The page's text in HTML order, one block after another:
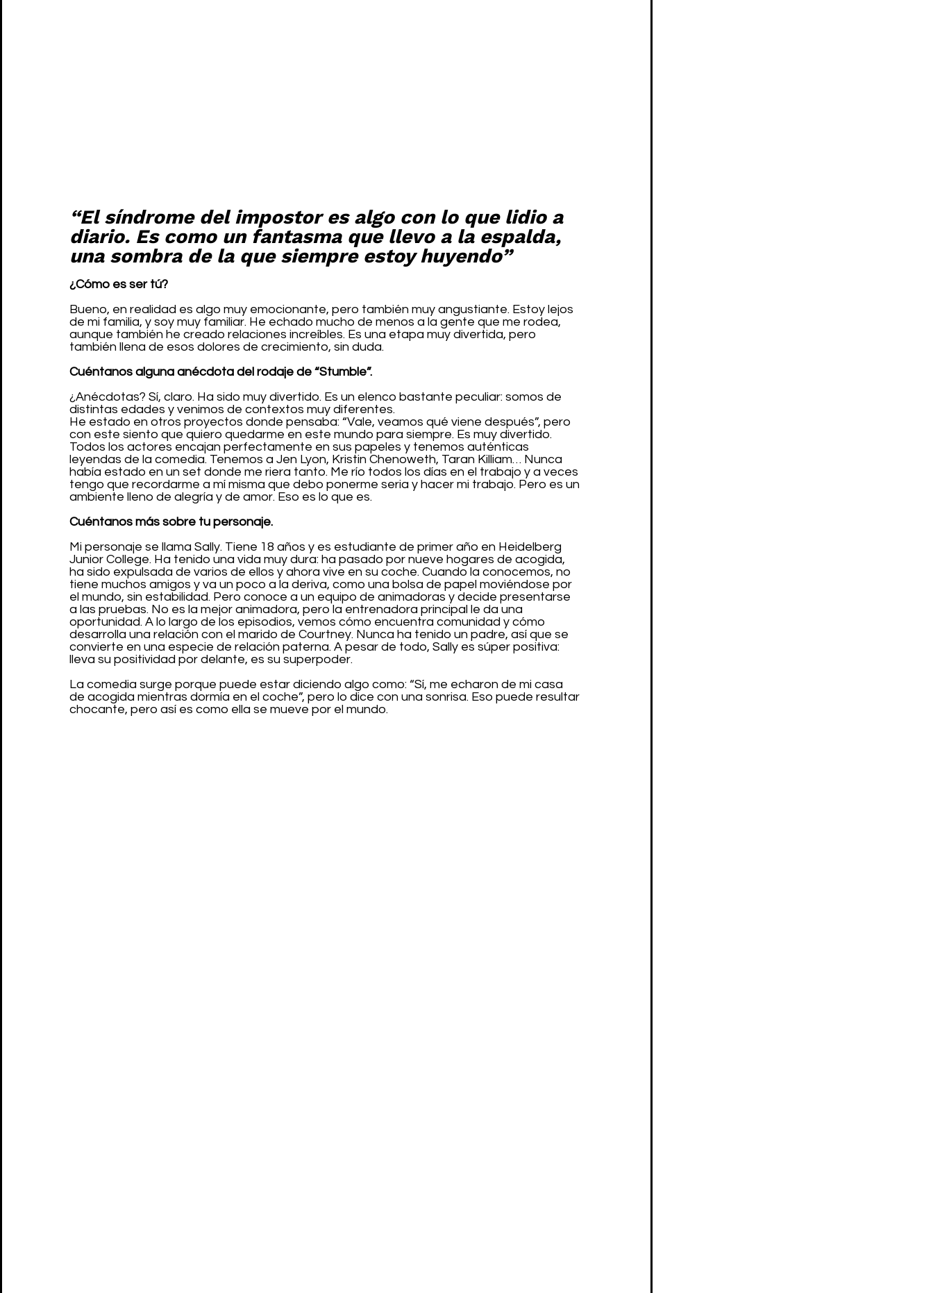
“El síndrome del impostor es algo con lo que lidio a
diario. Es como un fantasma que llevo a la espalda,
una sombra de la que siempre estoy huyendo”
¿Cómo es ser tú?
Bueno, en realidad es algo muy emocionante, pero también muy angustiante. Estoy lejos
de mi familia, y soy muy familiar. He echado mucho de menos a la gente que me rodea,
aunque también he creado relaciones increíbles. Es una etapa muy divertida, pero
también llena de esos dolores de crecimiento, sin duda.
Cuéntanos alguna anécdota del rodaje de “Stumble”.
¿Anécdotas? Sí, claro. Ha sido muy divertido. Es un elenco bastante peculiar: somos de
distintas edades y venimos de contextos muy diferentes.
He estado en otros proyectos donde pensaba: “Vale, veamos qué viene después”, pero
con este siento que quiero quedarme en este mundo para siempre. Es muy divertido.
Todos los actores encajan perfectamente en sus papeles y tenemos auténticas
leyendas de la comedia. Tenemos a Jen Lyon, Kristin Chenoweth, Taran Killiam… Nunca
había estado en un set donde me riera tanto. Me río todos los días en el trabajo y a veces
tengo que recordarme a mí misma que debo ponerme seria y hacer mi trabajo. Pero es un
ambiente lleno de alegría y de amor. Eso es lo que es.
Cuéntanos más sobre tu personaje.
Mi personaje se llama Sally. Tiene 18 años y es estudiante de primer año en Heidelberg
Junior College. Ha tenido una vida muy dura: ha pasado por nueve hogares de acogida,
ha sido expulsada de varios de ellos y ahora vive en su coche. Cuando la conocemos, no
tiene muchos amigos y va un poco a la deriva, como una bolsa de papel moviéndose por
el mundo, sin estabilidad. Pero conoce a un equipo de animadoras y decide presentarse
a las pruebas. No es la mejor animadora, pero la entrenadora principal le da una
oportunidad. A lo largo de los episodios, vemos cómo encuentra comunidad y cómo
desarrolla una relación con el marido de Courtney. Nunca ha tenido un padre, así que se
convierte en una especie de relación paterna. A pesar de todo, Sally es súper positiva:
lleva su positividad por delante, es su superpoder.
La comedia surge porque puede estar diciendo algo como: “Sí, me echaron de mi casa
de acogida mientras dormía en el coche”, pero lo dice con una sonrisa. Eso puede resultar
chocante, pero así es como ella se mueve por el mundo.